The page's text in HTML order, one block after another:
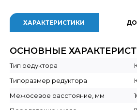
ХАРАКТЕРИСТИКИ
ОСНОВНЫЕ
Тип редуктора
Типоразмер редуктора
Межосевое расстояние, мм